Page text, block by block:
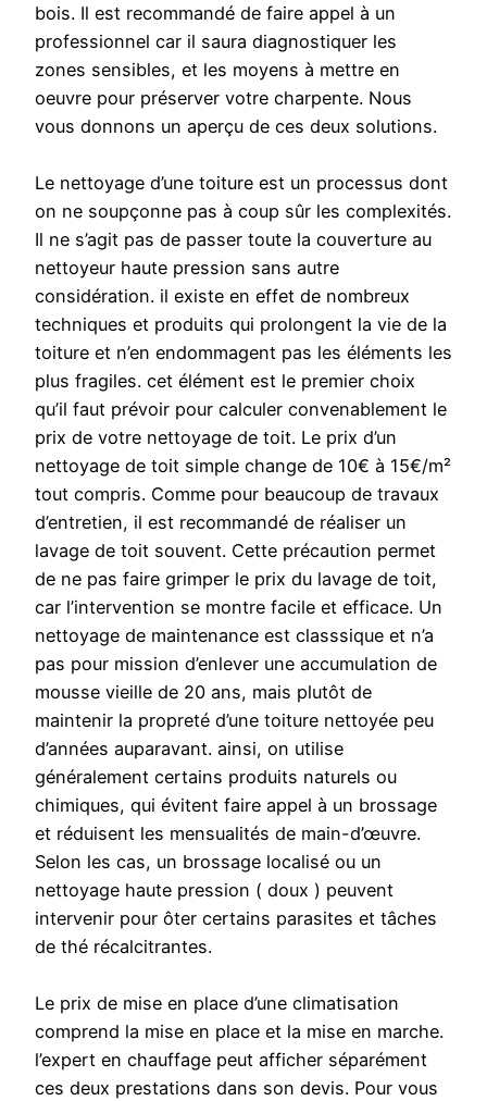
bois. Il est recommandé de faire appel à un
professionnel car il saura diagnostiquer les
zones sensibles, et les moyens à mettre en
oeuvre pour préserver votre charpente. Nous
vous donnons un aperçu de ces deux solutions.
Le nettoyage d’une toiture est un processus dont
on ne soupçonne pas à coup sûr les complexités.
Il ne s’agit pas de passer toute la couverture au
nettoyeur haute pression sans autre
considération. il existe en effet de nombreux
techniques et produits qui prolongent la vie de la
toiture et n’en endommagent pas les éléments les
plus fragiles. cet élément est le premier choix
qu’il faut prévoir pour calculer convenablement le
prix de votre nettoyage de toit. Le prix d’un
nettoyage de toit simple change de 10€ à 15€/m²
tout compris. Comme pour beaucoup de travaux
d’entretien, il est recommandé de réaliser un
lavage de toit souvent. Cette précaution permet
de ne pas faire grimper le prix du lavage de toit,
car l’intervention se montre facile et efficace. Un
nettoyage de maintenance est classsique et n’a
pas pour mission d’enlever une accumulation de
mousse vieille de 20 ans, mais plutôt de
maintenir la propreté d’une toiture nettoyée peu
d’années auparavant. ainsi, on utilise
généralement certains produits naturels ou
chimiques, qui évitent faire appel à un brossage
et réduisent les mensualités de main-d’œuvre.
Selon les cas, un brossage localisé ou un
nettoyage haute pression ( doux ) peuvent
intervenir pour ôter certains parasites et tâches
de thé récalcitrantes.
Le prix de mise en place d’une climatisation
comprend la mise en place et la mise en marche.
l’expert en chauffage peut afficher séparément
ces deux prestations dans son devis. Pour vous